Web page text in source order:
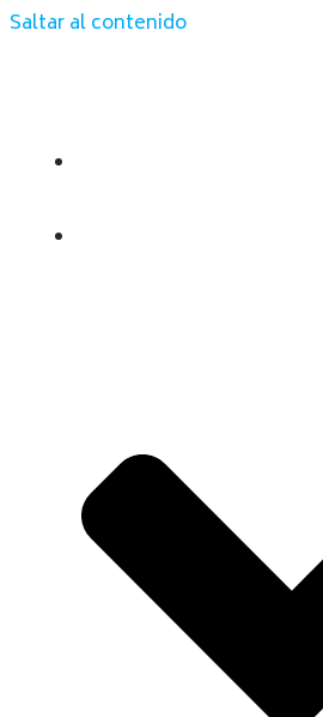
Saltar al contenido